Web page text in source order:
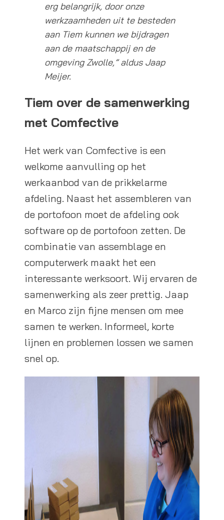
erg belangrijk, door onze
werkzaamheden uit te besteden
aan Tiem kunnen we bijdragen
aan de maatschappij en de
omgeving Zwolle,” aldus Jaap
Meijer.
Tiem over de samenwerking
met Comfective
Het werk van Comfective is een
welkome aanvulling op het
werkaanbod van de prikkelarme
afdeling. Naast het assembleren van
de portofoon moet de afdeling ook
software op de portofoon zetten. De
combinatie van assemblage en
computerwerk maakt het een
interessante werksoort. Wij ervaren de
samenwerking als zeer prettig. Jaap
en Marco zijn fijne mensen om mee
samen te werken. Informeel, korte
lijnen en problemen lossen we samen
snel op.